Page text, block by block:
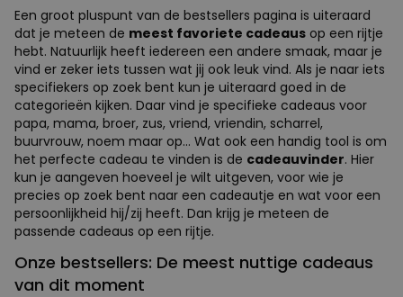
Een groot pluspunt van de bestsellers pagina is uiteraard
dat je meteen de meest favoriete cadeaus op een rijtje
hebt. Natuurlijk heeft iedereen een andere smaak, maar je
vind er zeker iets tussen wat jij ook leuk vind. Als je naar iets
specifiekers op zoek bent kun je uiteraard goed in de
categorieën kijken. Daar vind je specifieke cadeaus voor
papa, mama, broer, zus, vriend, vriendin, scharrel,
buurvrouw, noem maar op... Wat ook een handig tool is om
het perfecte cadeau te vinden is de cadeauvinder. Hier
kun je aangeven hoeveel je wilt uitgeven, voor wie je
precies op zoek bent naar een cadeautje en wat voor een
persoonlijkheid hij/zij heeft. Dan krijg je meteen de
passende cadeaus op een rijtje.
Onze bestsellers: De meest nuttige cadeaus
van dit moment